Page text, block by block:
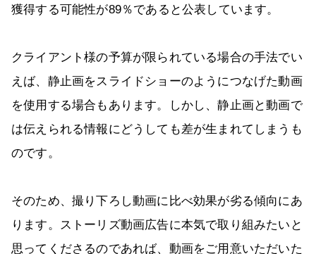
獲得する可能性が89％であると公表しています。
クライアント様の予算が限られている場合の手法でい
えば、静止画をスライドショーのようにつなげた動画
を使用する場合もあります。しかし、静止画と動画で
は伝えられる情報にどうしても差が生まれてしまうも
のです。
そのため、撮り下ろし動画に比べ効果が劣る傾向にあ
ります。ストーリズ動画広告に本気で取り組みたいと
思ってくださるのであれば、動画をご用意いただいた